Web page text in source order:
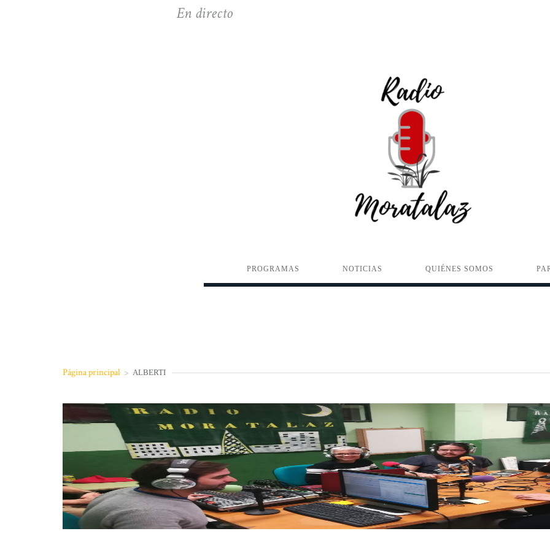
En directo
PROGRAMAS NOTICIAS QUIÉNES SOMOS
Página principal > ALBERTI